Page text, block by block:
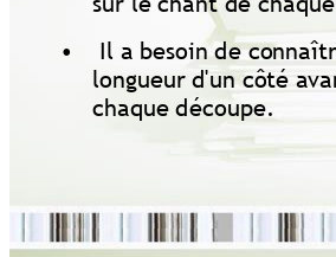
sur le chant de
•
Il a besoin de
longueur d'un côté
chaque découpe.